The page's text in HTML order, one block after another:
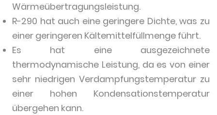
Wärmeübertragungsleistung.
R-290 hat auch eine geringere Dichte, was zu
einer geringeren Kältemittelfüllmenge führt.
Es hat eine ausgezeichnete
thermodynamische Leistung, da es von einer
sehr niedrigen Verdampfungstemperatur zu
einer hohen Kondensationstemperatur
übergehen kann.